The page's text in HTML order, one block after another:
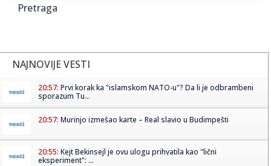
Pretraga
NAJNOVIJE VESTI
20:57: Prvi korak ka "islamskom NATO-u"? Da li je odbrambeni
sporazum Tu...
20:57: Murinjo izmešao karte – Real slavio u Budimpešti
20:55: Kejt Bekinsejl je ovu ulogu prihvatila kao "lični
eksperiment": ...